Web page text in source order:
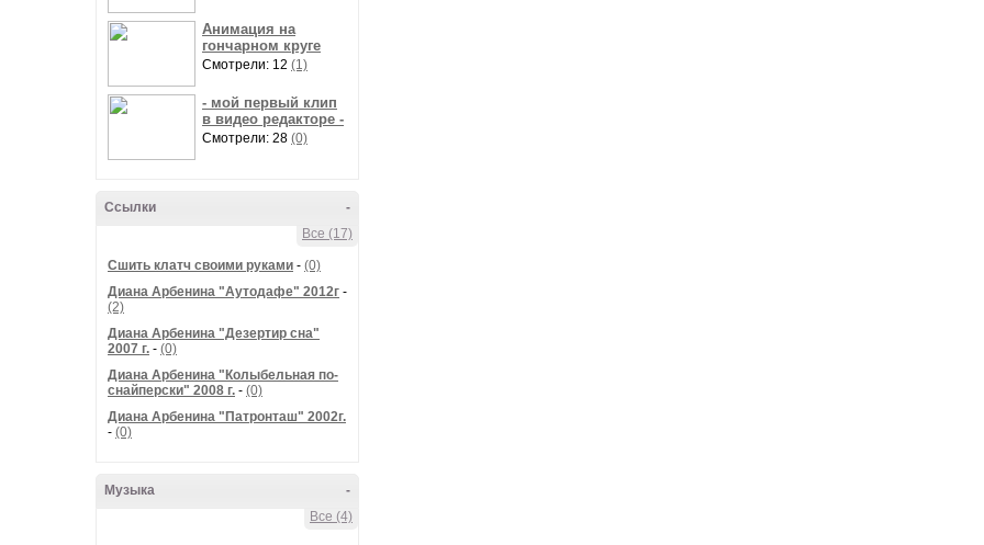
Анимация на
гончарном круге
Смотрели: 12 (1)
- мой первый клип
в видео редакторе -
Смотрели: 28 (0)
-
Ссылки
Все (17)
Сшить клатч своими руками - (0)
Диана Арбенина "Аутодафе" 2012г -
(2)
Диана Арбенина "Дезертир сна"
2007 г. - (0)
Диана Арбенина "Колыбельная по-
снайперски" 2008 г. - (0)
Диана Арбенина "Патронташ" 2002г.
- (0)
-
Музыка
Все (4)